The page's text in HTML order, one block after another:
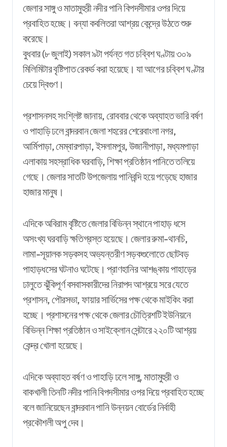
জেলার সাঙ্গু ও মাতামুহুরী নদীর পানি বিপদসীমার ওপর দিয়ে
প্রবাহিত হচ্ছে। বন্যা কবলিতরা আশ্রয় কেন্দ্রে উঠতে শুরু
করেছে।
বুধবার (৮ জুলাই) সকাল ৯টা পর্যন্ত গত চব্বিশ ঘণ্টায় ৩০৯
মিলিমিটার বৃষ্টিপাত রেকর্ড করা হয়েছে। যা আগের চব্বিশ ঘণ্টার
চেয়ে দ্বিগুণ।
প্রশাসনসহ সংশ্লিষ্ট জানায়, রোববার থেকে অব্যাহত ভারি বর্ষণ
ও পাহাড়ি ঢলে বান্দরবান জেলা শহরের শেরেবাংলা নগর,
আর্মিপাড়া, মেম্বারপাড়া, ইসলামপুর, উজানীপাড়া, মধ্যমপাড়া
এলাকায় সহস্রাধিক ঘরবাড়ি, শিক্ষা প্রতিষ্ঠান পানিতে তলিয়ে
গেছে। জেলার সাতটি উপজেলায় পানিবন্দি হয়ে পড়েছে হাজার
হাজার মানুষ।
এদিকে অবিরাম বৃষ্টিতে জেলার বিভিন্ন স্থানে পাহাড় ধসে
অসংখ্য ঘরবাড়ি ক্ষতিগ্রস্ত হয়েছে। জেলার রুমা-থানচি,
লামা-সূয়ালক সড়কসহ অভ্যন্তরীণ সড়কগুলোতে ছোটবড়
পাহাড়ধসের ঘটনাও ঘটেছে। প্রাণহানির আশঙ্কায় পাহাড়ের
ঢালুতে ঝুঁকিপূর্ণ বসবাসকারীদের নিরাপদ আশ্রয়ে সরে যেতে
প্রশাসন, পৌরসভা, ফায়ার সার্ভিসের পক্ষ থেকে মাইকিং করা
হচ্ছে। প্রশাসনের পক্ষ থেকে জেলার চৌত্রিশটি ইউনিয়নে
বিভিন্ন শিক্ষা প্রতিষ্ঠান ও সাইক্লোন সেন্টারে ২২০টি আশ্রয়
কেন্দ্র খোলা হয়েছে।
এদিকে অব্যাহত বর্ষণ ও পাহাড়ি ঢলে সাঙ্গু, মাতামুহুরী ও
বাকখালী তিনটি নদীর পানি বিপদসীমার ওপর দিয়ে প্রবাহিত হচ্ছে
বলে জানিয়েছেন বান্দরবান পানি উন্নয়ন বোর্ডের নির্বাহী
প্রকৌশলী অপু দেব।